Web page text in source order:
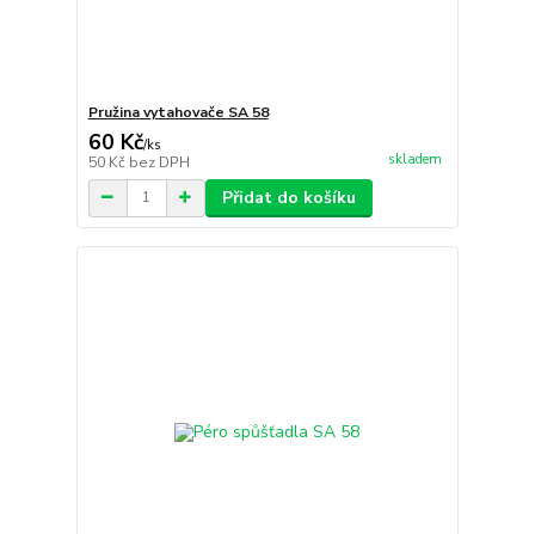
Pružina vytahovače SA 58
60 Kč/ks
50 Kč bez DPH skladem
Přidat do košíku